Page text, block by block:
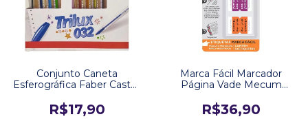
Conjunto Caneta
Esferográfica Faber Castell
R$17,90
Marca Fácil Marcador
Página Vade Mecum
Etiquetas
R$36,90